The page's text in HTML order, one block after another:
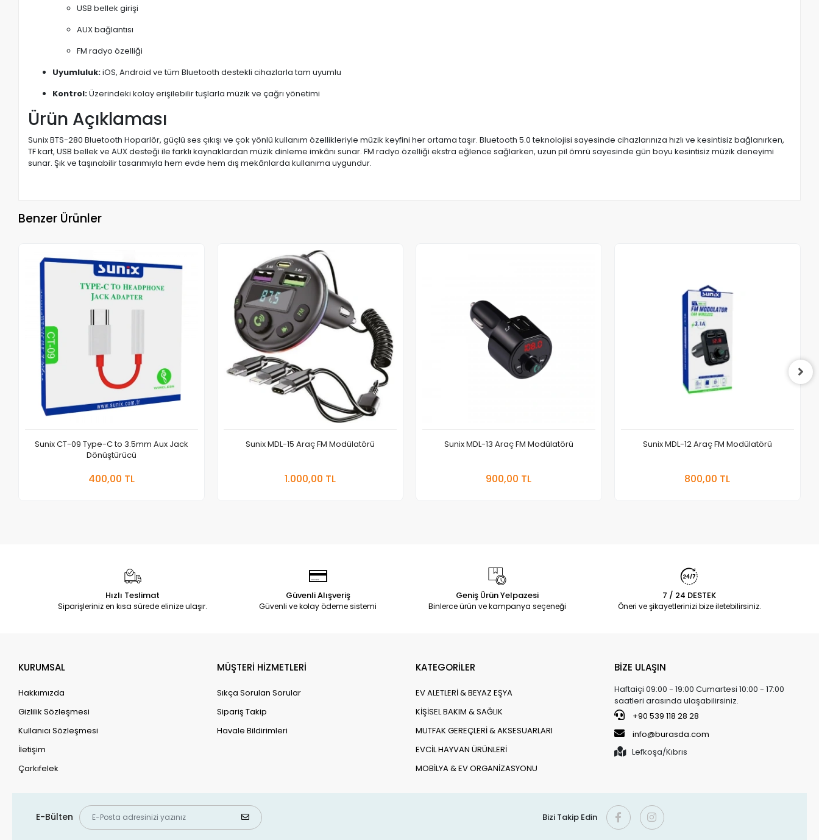
USB bellek girişi
AUX bağlantısı
FM radyo özelliği
Uyumluluk:iOS, Android ve tüm Bluetooth destekli cihazlarla tam uyumlu
Kontrol:Üzerindeki kolay erişilebilir tuşlarla müzik ve çağrı yönetimi
Ürün Açıklaması
Sunix BTS-280 Bluetooth Hoparlör, güçlü ses çıkışı ve çok yönlü kullanım özellikleriyle müzik keyfini her ortama taşır. Bluetooth 5.0 teknolojisi sayesinde cihazlarınıza hızlı ve kesintisiz bağlanırken,
TF kart, USB bellek ve AUX desteği ile farklı kaynaklardan müzik dinleme imkânı sunar. FM radyo özelliği ekstra eğlence sağlarken, uzun pil ömrü sayesinde gün boyu kesintisiz müzik deneyimi
sunar. Şık ve taşınabilir tasarımıyla hem evde hem dış mekânlarda kullanıma uygundur.
Benzer Ürünler
Sunix CT-09 Type-C to 3.5mm Aux Jack
Dönüştürücü
400,00 TL
Sunix MDL-15 Araç FM Modülatörü
1.000,00 TL
Sunix MDL-13 Araç FM Modülatörü
900,00 TL
Sunix MDL-12 Araç FM Modülatörü
800,00 TL
Hızlı Teslimat
Siparişleriniz en kısa sürede elinize ulaşır.
Güvenli Alışveriş
Güvenli ve kolay ödeme sistemi
Geniş Ürün Yelpazesi
Binlerce ürün ve kampanya seçeneği
7 / 24 DESTEK
Öneri ve şikayetlerinizi bize iletebilirsiniz.
KURUMSAL
Hakkımızda
Gizlilik Sözleşmesi
Kullanıcı Sözleşmesi
İletişim
Çarkıfelek
MÜŞTERİ HİZMETLERİ
Sıkça Sorulan Sorular
Sipariş Takip
Havale Bildirimleri
KATEGORİLER
EV ALETLERİ & BEYAZ EŞYA
KİŞİSEL BAKIM & SAĞLIK
MUTFAK GEREÇLERİ & AKSESUARLARI
EVCİL HAYVAN ÜRÜNLERİ
MOBİLYA & EV ORGANİZASYONU
BİZE ULAŞIN
Haftaiçi 09:00 - 19:00 Cumartesi 10:00 - 17:00
saatleri arasında ulaşabilirsiniz.
+90 539 118 28 28
info@burasda.com
Lefkoşa/Kıbrıs
E-Bülten Bizi Takip Edin